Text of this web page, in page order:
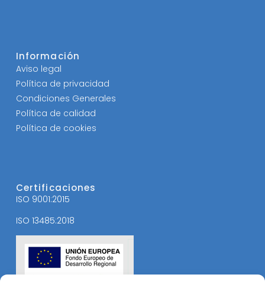
Información
Aviso legal
Política de privacidad
Condiciones Generales
Política de calidad
Política de cookies
Certificaciones
ISO 9001:2015
ISO 13485:2018